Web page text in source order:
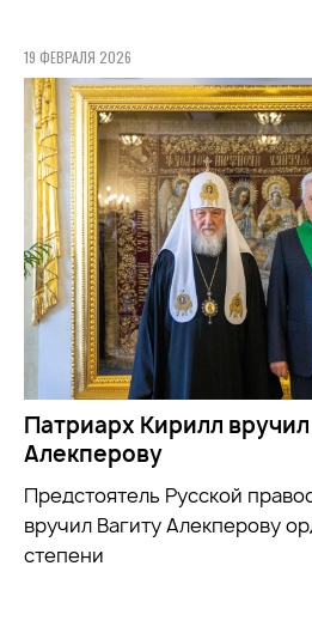
19 ФЕВРАЛЯ 2026
Патриарх Кирилл
Алекперову
Предстоятель Русской
вручил Вагиту Алекперову
степени